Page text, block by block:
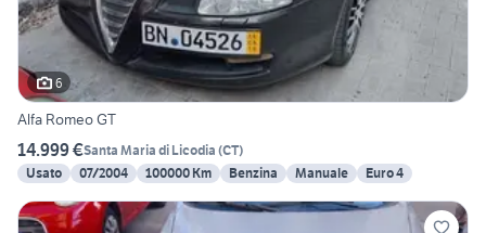
6
Alfa Romeo GT
14.999 €Santa Maria di Licodia (CT)
Usato
07/2004 100000 Km Benzina Manuale Euro 4